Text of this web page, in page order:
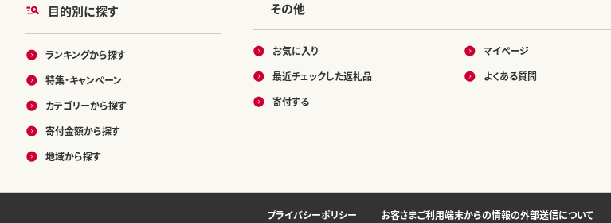
目的別に探す
ランキングから探す
特集・キャンペーン
カテゴリーから探す
寄付金額から探す
地域から探す
その他
お気に入り
最近チェックした返礼品
寄付する
マイページ
よくある質問
プライバシーポリシー お客さまご利用端末からの情報の外部送信について